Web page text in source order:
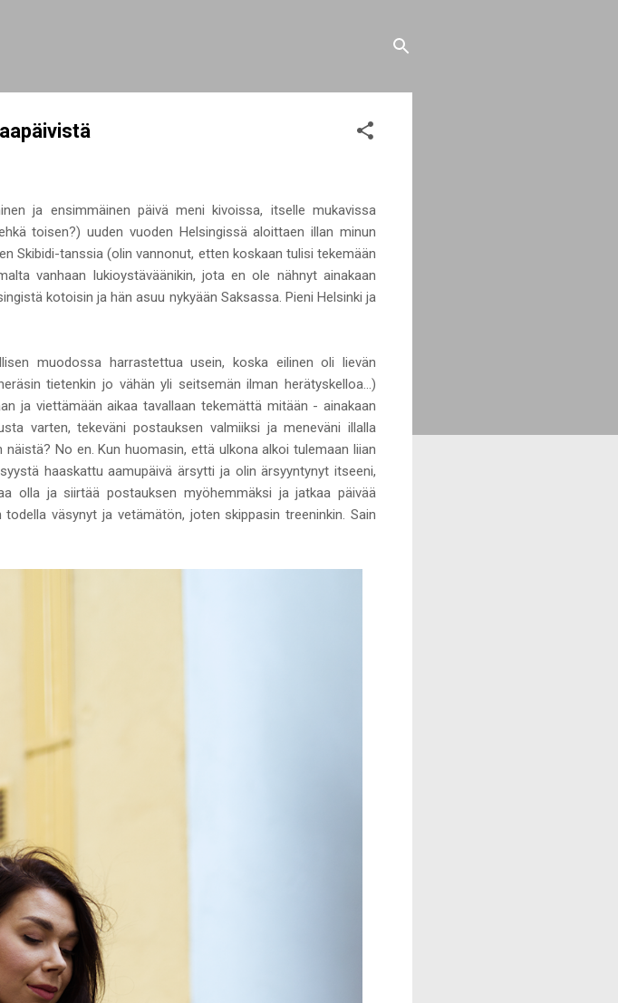
ja ensimmäinen päivä meni kivoissa, itselle mukavissa
toisen?) uuden vuoden Helsingissä aloittaen illan minun
Skibidi-tanssia (olin vannonut, etten koskaan tulisi tekemään
vanhaan lukioystäväänikin, jota en ole nähnyt ainakaan
kotoisin ja hän asuu nykyään Saksassa. Pieni Helsinki ja
muodossa harrastettua usein, koska eilinen oli lievän
tietenkin jo vähän yli seitsemän ilman herätyskelloa...)
ja viettämään aikaa tavallaan tekemättä mitään - ainakaan
varten, tekeväni postauksen valmiiksi ja meneväni illalla
No en. Kun huomasin, että ulkona alkoi tulemaan liian
haaskattu aamupäivä ärsytti ja olin ärsyyntynyt itseeni,
olla ja siirtää postauksen myöhemmäksi ja jatkaa päivää
väsynyt ja vetämätön, joten skippasin treeninkin. Sain